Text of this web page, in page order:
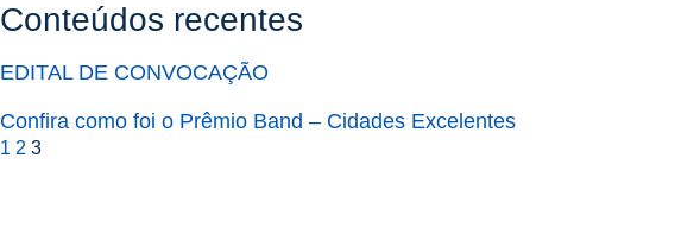
Conteúdos recentes
EDITAL DE CONVOCAÇÃO
Confira como foi o Prêmio Band – Cidades Excelentes
1 2 3